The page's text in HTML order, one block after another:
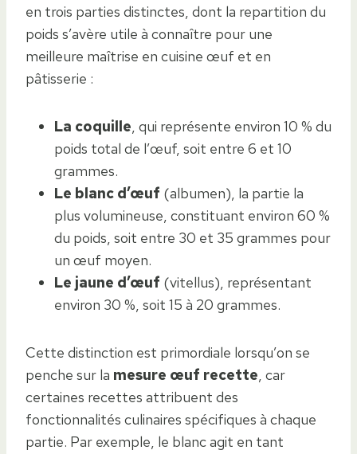
en trois parties distinctes, dont la repartition du
poids s’avère utile à connaître pour une
meilleure maîtrise en cuisine œuf et en
pâtisserie :
La coquille, qui représente environ 10 % du
poids total de l’œuf, soit entre 6 et 10
grammes.
Le blanc d’œuf (albumen), la partie la
plus volumineuse, constituant environ 60 %
du poids, soit entre 30 et 35 grammes pour
un œuf moyen.
Le jaune d’œuf (vitellus), représentant
environ 30 %, soit 15 à 20 grammes.
Cette distinction est primordiale lorsqu’on se
penche sur la mesure œuf recette, car
certaines recettes attribuent des
fonctionnalités culinaires spécifiques à chaque
partie. Par exemple, le blanc agit en tant